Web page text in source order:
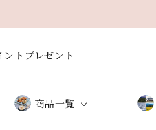
トプレゼント
商品一覧